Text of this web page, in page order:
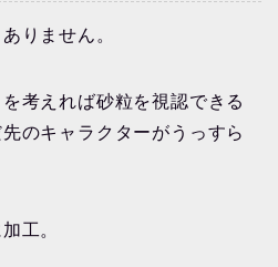
りません。
考えれば砂粒を視認できる
のキャラクターがうっすら
工。